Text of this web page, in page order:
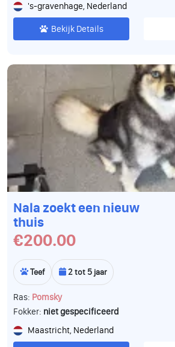
's-gravenhage, Nederland
Bekijk Details
Nala zoekt een nieuw
thuis
€200.00
Teef 2 tot 5 jaar
Ras: Pomsky
Fokker: niet gespecificeerd
Maastricht, Nederland